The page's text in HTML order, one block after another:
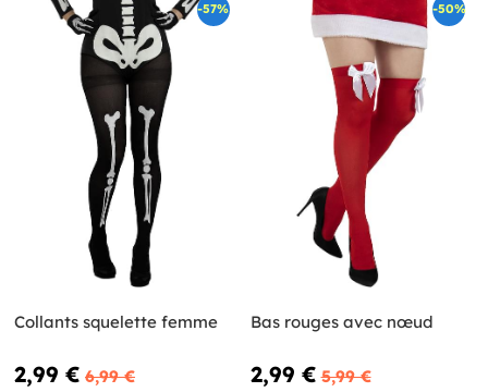
-57%
Collants squelette femme
2,99 € 6,99 €
-50%
Bas rouges avec nœud
2,99 € 5,99 €